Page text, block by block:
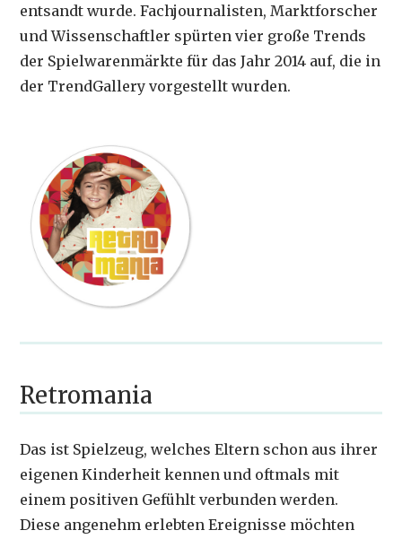
entsandt wurde. Fachjournalisten, Marktforscher
und Wissenschaftler spürten vier große Trends
der Spielwarenmärkte für das Jahr 2014 auf, die in
der TrendGallery vorgestellt wurden.
Retromania
Das ist Spielzeug, welches Eltern schon aus ihrer
eigenen Kinderheit kennen und oftmals mit
einem positiven Gefühlt verbunden werden.
Diese angenehm erlebten Ereignisse möchten